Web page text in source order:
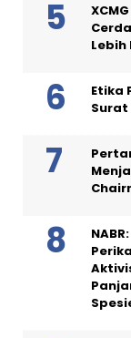
Lebih
Etika
Surat